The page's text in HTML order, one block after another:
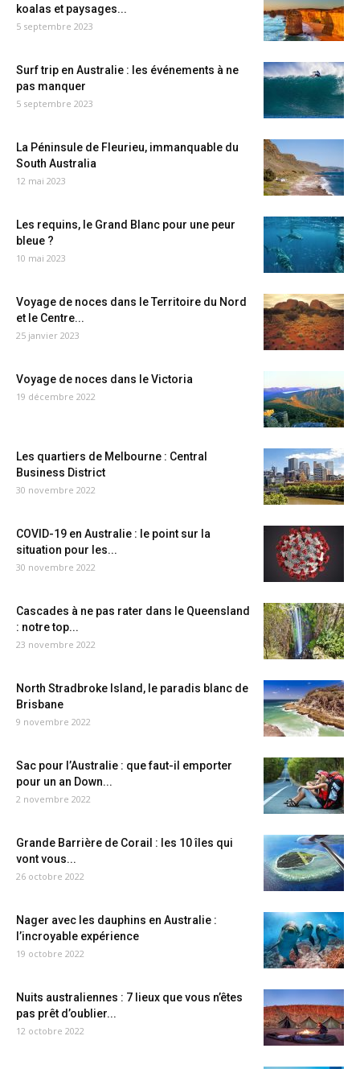
koalas et paysages...
5 septembre 2023
Surf trip en Australie : les événements à ne
pas manquer
5 septembre 2023
La Péninsule de Fleurieu, immanquable du
South Australia
12 mai 2023
Les requins, le Grand Blanc pour une peur
bleue ?
10 mai 2023
Voyage de noces dans le Territoire du Nord
et le Centre...
25 janvier 2023
Voyage de noces dans le Victoria
19 décembre 2022
Les quartiers de Melbourne : Central
Business District
30 novembre 2022
COVID-19 en Australie : le point sur la
situation pour les...
30 novembre 2022
Cascades à ne pas rater dans le Queensland
: notre top...
23 novembre 2022
North Stradbroke Island, le paradis blanc de
Brisbane
9 novembre 2022
Sac pour l’Australie : que faut-il emporter
pour un an Down...
2 novembre 2022
Grande Barrière de Corail : les 10 îles qui
vont vous...
26 octobre 2022
Nager avec les dauphins en Australie :
l’incroyable expérience
19 octobre 2022
Nuits australiennes : 7 lieux que vous n’êtes
pas prêt d’oublier...
12 octobre 2022